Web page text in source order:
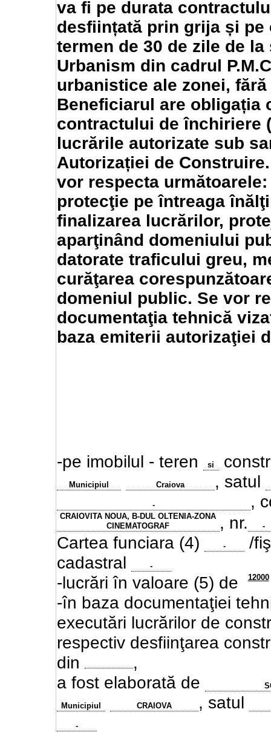
va fi pe durata
desființată prin grija și
termen de 30 de zile de
Urbanism din cadrul
urbanistice ale zonei,
Beneficiarul are obligația
contractului de închiriere
lucrările autorizate sub
Autorizației de
vor respecta
protecţie pe întreaga
finalizarea lucrărilor,
aparţinând domeniului
datorate traficului greu,
curăţarea
domeniul public. Se vor
documentaţia tehnică
baza emiterii autorizaţiei
-pe imobilul - teren si
Municipiul Craiova , satul
- ,
CRAIOVITA NOUA, B-DUL OLTENIA-ZONA
CINEMATOGRAF
, nr. -
Cartea funciara (4) -
/
cadastral
-
-lucrări în valoare (5) de 12000
-în baza documentaţiei
executări lucrărilor de
respectiv desfiinţarea
din
,
a fost elaborată de
Municipiul CRAIOVA , satul
-